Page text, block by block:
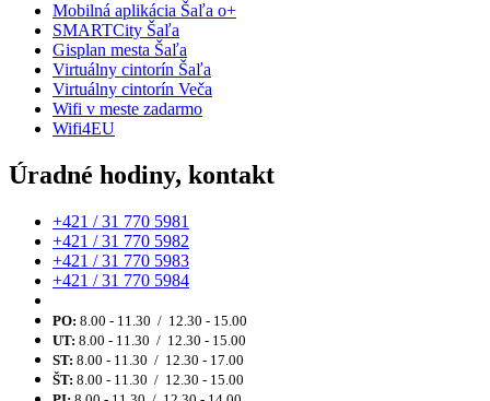
Mobilná aplikácia Šaľa o+
SMARTCity Šaľa
Gisplan mesta Šaľa
Virtuálny cintorín Šaľa
Virtuálny cintorín Veča
Wifi v meste zadarmo
Wifi4EU
Úradné hodiny, kontakt
+421 / 31 770 5981
+421 / 31 770 5982
+421 / 31 770 5983
+421 / 31 770 5984
PO: 8.00 - 11.30 / 12.30 - 15.00
UT: 8.00 - 11.30 / 12.30 - 15.00
ST: 8.00 - 11.30 / 12.30 - 17.00
ŠT: 8.00 - 11.30 / 12.30 - 15.00